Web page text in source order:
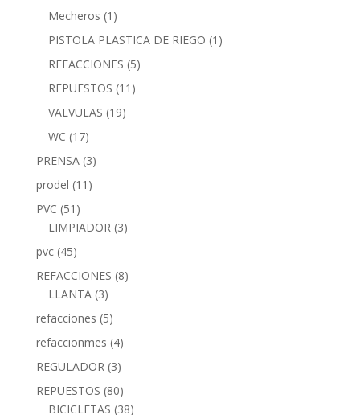
Mecheros (1)
PISTOLA PLASTICA DE RIEGO (1)
REFACCIONES (5)
REPUESTOS (11)
VALVULAS (19)
WC (17)
PRENSA (3)
prodel (11)
PVC (51)
LIMPIADOR (3)
pvc (45)
REFACCIONES (8)
LLANTA (3)
refacciones (5)
refaccionmes (4)
REGULADOR (3)
REPUESTOS (80)
BICICLETAS (38)